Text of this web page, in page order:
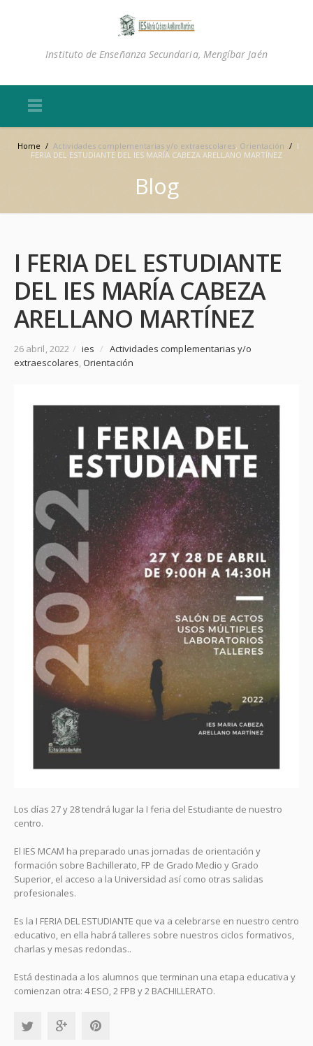
Instituto de Enseñanza Secundaria, Mengíbar Jaén
Home / Actividades complementarias y/o extraescolares, Orientación / I
FERIA DEL ESTUDIANTE DEL IES MARÍA CABEZA ARELLANO MARTÍNEZ
Blog
I FERIA DEL ESTUDIANTE
DEL IES MARÍA CABEZA
ARELLANO MARTÍNEZ
26 abril, 2022 / ies / Actividades complementarias y/o
extraescolares,Orientación
Los días 27 y 28 tendrá lugar la I feria del Estudiante de nuestro
centro.
El IES MCAM ha preparado unas jornadas de orientación y
formación sobre Bachillerato, FP de Grado Medio y Grado
Superior, el acceso a la Universidad así como otras salidas
profesionales.
Es la I FERIA DEL ESTUDIANTE que va a celebrarse en nuestro centro
educativo, en ella habrá talleres sobre nuestros ciclos formativos,
charlas y mesas redondas..
Está destinada a los alumnos que terminan una etapa educativa y
comienzan otra: 4 ESO, 2 FPB y 2 BACHILLERATO.